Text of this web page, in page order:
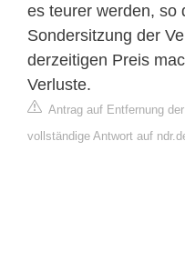
es teurer werden, so
Sondersitzung der
derzeitigen Preis
Verluste.
Antrag auf Entfernung
vollständige Antwort auf